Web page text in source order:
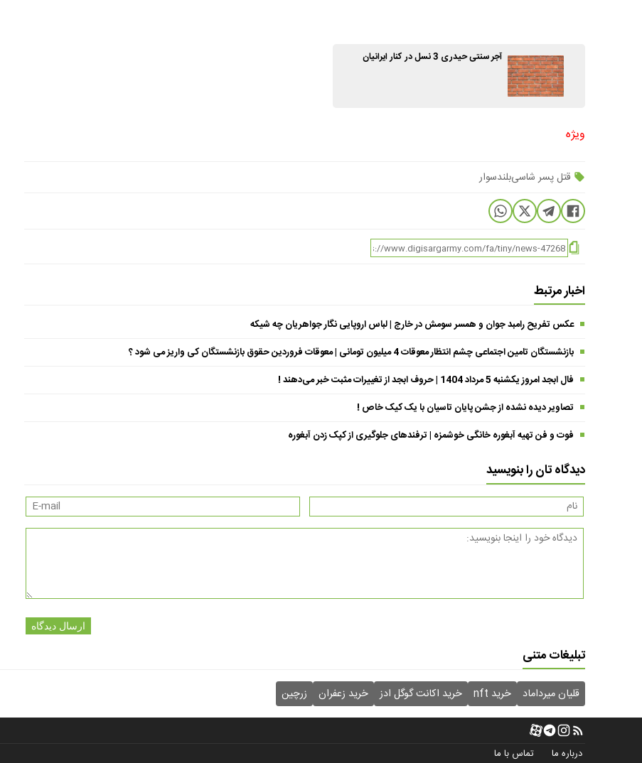
آجر سنتی حیدری 3 نسل در کنار ایرانیان
ویژه
قتل پسر شاسی‌بلندسوار
اخبار مرتبط
عکس تفریح رامبد جوان و همسر سومش در خارج | لباس اروپایی نگار جواهریان چه شیکه
بازنشستگان تامین اجتماعی چشم انتظار معوقات 4 میلیون تومانی | معوقات فروردین حقوق بازنشستگان کی واریز می شود ؟
فال ابجد امروز یکشنبه 5 مرداد 1404 | حروف ابجد از تغییرات مثبت خبر می‌دهند !
تصاویر دیده نشده از جشن پایان تاسیان با یک کیک خاص !
فوت و فن تهیه آبغوره خانگی خوشمزه | ترفندهای جلوگیری از کپک زدن آبغوره
دیدگاه تان را بنویسید
ارسال دیدگاه
تبلیغات متنی
قلیان میرداماد خرید nft خرید اکانت گوگل ادز خرید زعفران زرچین
درباره ما تماس با ما